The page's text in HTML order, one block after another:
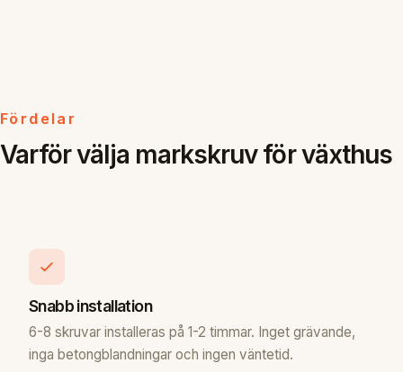
Fördelar
Varför välja markskruv för växthus
Snabb installation
6-8 skruvar installeras på 1-2 timmar. Inget grävande,
inga betongblandningar och ingen väntetid.